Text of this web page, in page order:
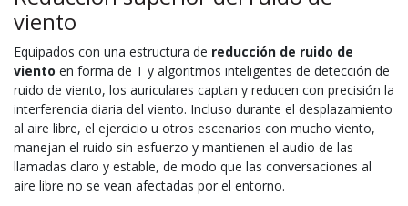
viento
Equipados con una estructura de reducción de ruido de
viento en forma de T y algoritmos inteligentes de detección de
ruido de viento, los auriculares captan y reducen con precisión la
interferencia diaria del viento. Incluso durante el desplazamiento
al aire libre, el ejercicio u otros escenarios con mucho viento,
manejan el ruido sin esfuerzo y mantienen el audio de las
llamadas claro y estable, de modo que las conversaciones al
aire libre no se vean afectadas por el entorno.